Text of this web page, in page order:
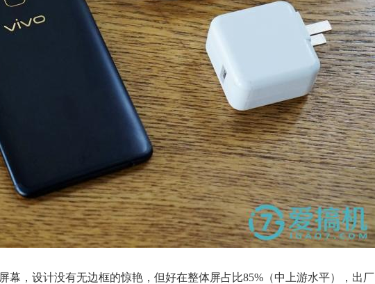
幕，设计没有无边框的惊艳，但好在整体屏占比85%（中上游水平），出厂